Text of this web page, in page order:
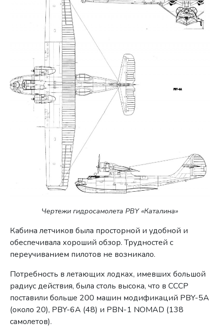
Чертежи гидросамолета PBY «Каталина»
Кабина летчиков была просторной и удобной и
обеспечивала хороший обзор. Трудностей с
переучиванием пилотов не возникало.
Потребность в летающих лодках, имевших большой
радиус действия, была столь высока, что в СССР
поставили больше 200 машин модификаций PBY-5A
(около 20), PBY-6A (48) и PBN-1 NOMAD (138
самолетов).